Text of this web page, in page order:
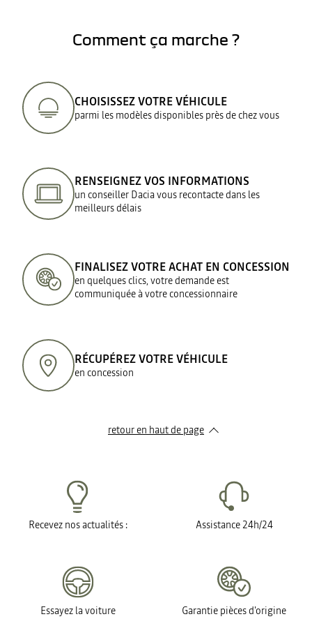
Comment ça marche ?
CHOISISSEZ VOTRE VÉHICULE
parmi les modèles disponibles près de chez vous
RENSEIGNEZ VOS INFORMATIONS
un conseiller Dacia vous recontacte dans les
meilleurs délais
FINALISEZ VOTRE ACHAT EN CONCESSION
en quelques clics, votre demande est
communiquée à votre concessionnaire
RÉCUPÉREZ VOTRE VÉHICULE
en concession
retour en haut de page​
Recevez nos actualités : Assistance 24h/24
Essayez la voiture Garantie pièces d'origine